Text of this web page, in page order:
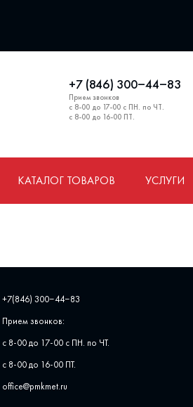
+7 (846) 300‒44‒83
Прием звонков
с 8-00 до 17-00 с ПН. по ЧТ.
с 8-00 до 16-00 ПТ.
КАТАЛОГ ТОВАРОВ УСЛУГИ
+7(846) 300‒44‒83
Прием звонков:
с 8-00 до 17-00 с ПН. по ЧТ.
с 8-00 до 16-00 ПТ.
office@pmkmet.ru